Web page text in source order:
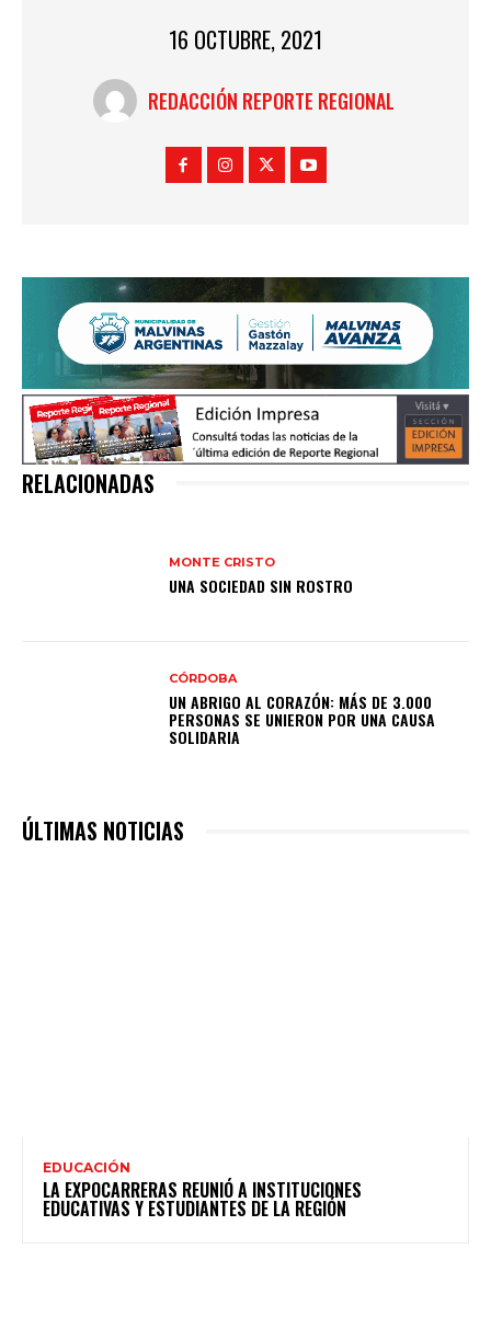
16 OCTUBRE, 2021
REDACCIÓN REPORTE REGIONAL
RELACIONADAS
MONTE CRISTO
UNA SOCIEDAD SIN ROSTRO
CÓRDOBA
UN ABRIGO AL CORAZÓN: MÁS DE 3.000
PERSONAS SE UNIERON POR UNA CAUSA
SOLIDARIA
ÚLTIMAS NOTICIAS
EDUCACIÓN
LA EXPOCARRERAS REUNIÓ A INSTITUCIONES
EDUCATIVAS Y ESTUDIANTES DE LA REGIÓN